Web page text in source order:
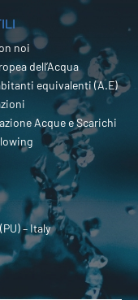
noi
dell’Acqua
equivalenti (A.E)
Acque e Scarichi
– Italy